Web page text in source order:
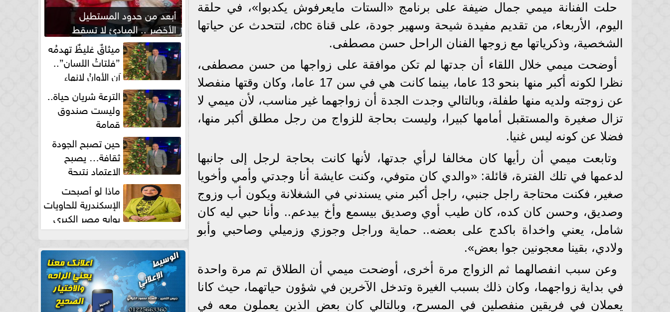
حلت الفنانة ميمي جمال ضيفة على برنامج «الستات مايعرفوش يكدبوا»، في حلقة
اليوم، الأربعاء، من تقديم مفيدة شيحة وسهير جودة، على قناة cbc، لتتحدث عن حياتها
الشخصية، وذكرياتها مع زوجها الفنان الراحل حسن مصطفى.
أوضحت ميمي خلال اللقاء أن جدتها لم تكن موافقة على زواجها من حسن مصطفى،
نظرا لكونه أكبر منها بنحو 13 عاما، بينما كانت هي في سن 17 عاما، وكان وقتها منفصلا
عن زوجته ولديه منها طفلة، وبالتالي وجدت الجدة أن زواجهما غير مناسب، لأن ميمي لا
تزال صغيرة والمستقبل أمامها كبيرا، وليست بحاجة للزواج من رجل مطلق أكبر منها،
فضلا عن كونه ليس غنيا.
وتابعت ميمي أن رأيها كان مخالفا لرأي جدتها، لأنها كانت بحاجة لرجل إلى جانبها
لدعمها في تلك الفترة، قائلة: «والدي كان متوفي، وكنت عايشة أنا وجدتي وأمي وأخويا
صغير، فكنت محتاجة راجل جنبي، راجل أكبر مني يسندني في الشغلانة ويكون أب وزوج
وصديق، وحسن كان كده، كان طيب أوي وصديق بيسمع وأخ بيدعم.. وأنا حبي ليه كان
شامل، يعني واخداة باكدج على بعضه.. حماية وراجل وجوزي وزميلي وصاحبي وأبو
ولادي، بقينا معجونين جوا بعض».
وعن سبب انفصالهما ثم الزواج مرة أخرى، أوضحت ميمي أن الطلاق تم مرة واحدة
في بداية زواجهما، وكان ذلك بسبب الغيرة وتدخل الآخرين في شؤون حياتهما، حيث كانا
يعملان في فريقين منفصلين في المسرح، وبالتالي كان بعض الذين يعملون معه في
أبعد من حدود المستطيل
الأخضر .. المبادئ لا تسقط
بصفارة الحكم ميثاقٌ غليظٌ تهدمُه
”فلتاتُ اللسان”..
آن الأوانُ لإنهاءِ
فوضى الطلاق الشفهي!الترعة شريان حياة..
وليست صندوق
قمامة
حين تصبح الجودة
ثقافة… يصبح
الاعتماد نتيجة
طبيعية
ماذا لو أصبحت
الإسكندرية للحاويات
بوابه مصر الكبري
للتجارة العالمية بقلم د...